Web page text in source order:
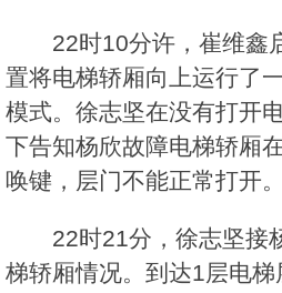
22时10分许，崔维鑫
置将电梯轿厢向上运行了
模式。徐志坚在没有打开
下告知杨欣故障电梯轿厢
唤键，层门不能正常打开。
22时21分，徐志坚接
梯轿厢情况。到达1层电